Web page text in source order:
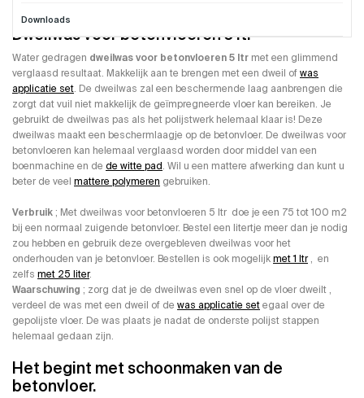
Downloads
Dweilwas voor betonvloeren 5 ltr
Water gedragen dweilwas voor betonvloeren 5 ltr met een glimmend
verglaasd resultaat. Makkelijk aan te brengen met een dweil ofwas
applicatie set. De dweilwas zal een beschermende laag aanbrengen die
zorgt dat vuil niet makkelijk de geïmpregneerde vloer kan bereiken. Je
gebruikt de dweilwas pas als het polijstwerk helemaal klaar is! Deze
dweilwas maakt een beschermlaagje op de betonvloer. De dweilwas voor
betonvloeren kan helemaal verglaasd worden door middel van een
boenmachine en de de witte pad. Wil u een mattere afwerking dan kunt u
beter de veel mattere polymeren gebruiken.
Verbruik ; Met dweilwas voor betonvloeren 5 ltr doe je een 75 tot 100 m2
bij een normaal zuigende betonvloer. Bestel een litertje meer dan je nodig
zou hebben en gebruik deze overgebleven dweilwas voor het
onderhouden van je betonvloer. Bestellen is ook mogelijkmet 1 ltr, en
zelfs met 25 liter.
Waarschuwing ; zorg dat je de dweilwas even snel op de vloer dweilt ,
verdeel de was met een dweil of de was applicatie setegaal over de
gepolijste vloer. De was plaats je nadat de onderste polijst stappen
helemaal gedaan zijn.
Het begint met schoonmaken van de
betonvloer.